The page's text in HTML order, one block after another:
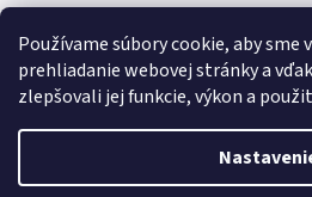
Používame súbory cookie, aby
prehliadanie webovej stránky a
zlepšovali jej funkcie, výkon a
Vytvoril